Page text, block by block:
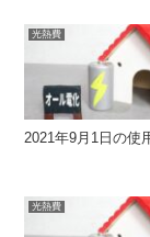
光熱費
2021年9月1日の使
光熱費